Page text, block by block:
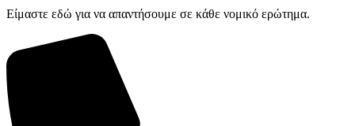
Είμαστε εδώ για να απαντήσουμε σε κάθε νομικό ερώτημα.